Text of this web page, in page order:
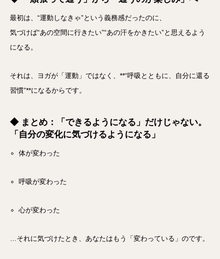
最初は、“運動しなきゃ”という義務感だったのに、
気づけば“あの空間に行きたい”“あの汗をかきたい”と思えるよう
になる。
それは、ヨガが「運動」ではなく、**“呼吸とともに、自分に還る
習慣”**になるからです。
◆ まとめ：「できるようになる」だけじゃない。
「自分の変化に気づけるようになる」
体が変わった
呼吸が変わった
心が変わった
…それに気づけたとき、あなたはもう「変わっている」のです。